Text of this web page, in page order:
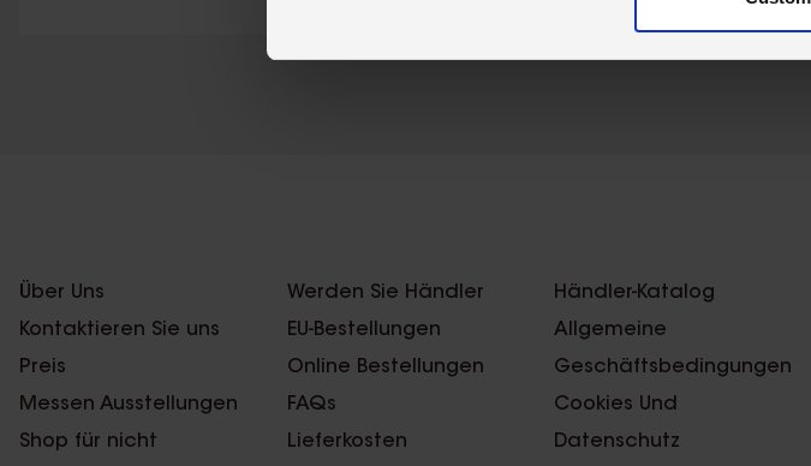
Über Uns
Kontaktieren Sie uns
Preis
Messen Ausstellungen
Shop für nicht
Werden Sie Händler
EU-Bestellungen
Online Bestellungen
FAQs
Lieferkosten
Händler-Katalog
Allgemeine
Geschäftsbedingungen
Cookies Und
Datenschutz